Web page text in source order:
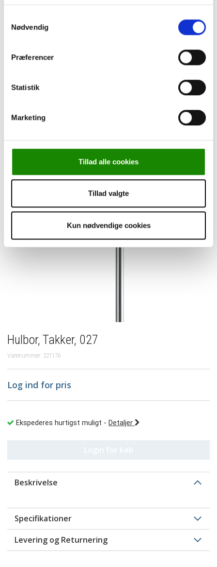
Nødvendig
Præferencer
Statistik
Marketing
Tillad alle cookies
Tillad valgte
Kun nødvendige cookies
Leasing
Persondatapolitik
Kurser
Forside - Instrumenter - Fræsere & Bor - Hulbor, Takker,
027
Hulbor, Takker, 027
Varenummer: 221176
Log ind for pris
Ekspederes hurtigst muligt - Detaljer
Beskrivelse
Specifikationer
Levering og Returnering